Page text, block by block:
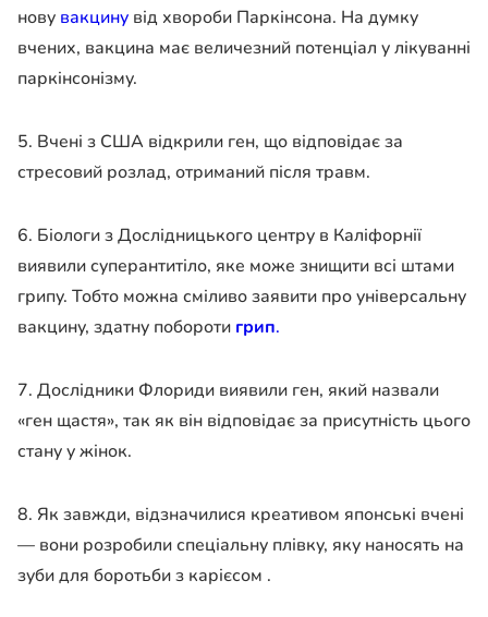
нову вакцину від хвороби Паркінсона. На думку
вчених, вакцина має величезний потенціал у лікуванні
паркінсонізму.
5. Вчені з США відкрили ген, що відповідає за
стресовий розлад, отриманий після травм.
6. Біологи з Дослідницького центру в Каліфорнії
виявили суперантитіло, яке може знищити всі штами
грипу. Тобто можна сміливо заявити про універсальну
вакцину, здатну побороти грип.
7. Дослідники Флориди виявили ген, який назвали
«ген щастя», так як він відповідає за присутність цього
стану у жінок.
8. Як завжди, відзначилися креативом японські вчені
— вони розробили спеціальну плівку, яку наносять на
зуби для боротьби з карієсом .